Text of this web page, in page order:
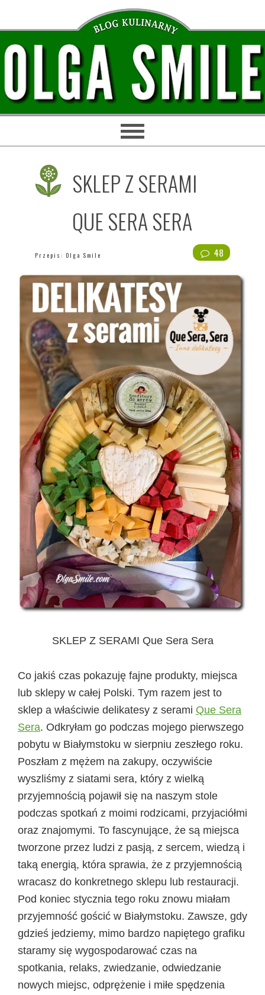
głównej
nawigacji
treści
głównego
paska
stopki
SKLEP Z SERAMI
QUE SERA SERA
48
Przepis:Olga Smile
SKLEP Z SERAMI Que Sera Sera
Co jakiś czas pokazuję fajne produkty, miejsca
lub sklepy w całej Polski. Tym razem jest to
sklep a właściwie delikatesy z serami Que Sera
Sera. Odkryłam go podczas mojego pierwszego
pobytu w Białymstoku w sierpniu zeszłego roku.
Poszłam z mężem na zakupy, oczywiście
wyszliśmy z siatami sera, który z wielką
przyjemnością pojawił się na naszym stole
podczas spotkań z moimi rodzicami, przyjaciółmi
oraz znajomymi. To fascynujące, że są miejsca
tworzone przez ludzi z pasją, z sercem, wiedzą i
taką energią, która sprawia, że z przyjemnością
wracasz do konkretnego sklepu lub restauracji.
Pod koniec stycznia tego roku znowu miałam
przyjemność gościć w Białymstoku. Zawsze, gdy
gdzieś jedziemy, mimo bardzo napiętego grafiku
staramy się wygospodarować czas na
spotkania, relaks, zwiedzanie, odwiedzanie
nowych miejsc, odprężenie i miłe spędzenia